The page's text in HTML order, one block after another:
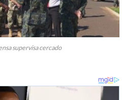
supervisa cercado